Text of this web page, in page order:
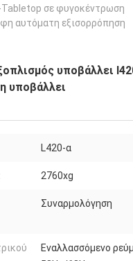
Tabletop σε φυγοκέντρωση
αυτόματη εξισορρόπηση
υποβάλλει
υποβάλλει
L420-α
2760xg
Συναρμολόγηση
Εναλλασσόμενο